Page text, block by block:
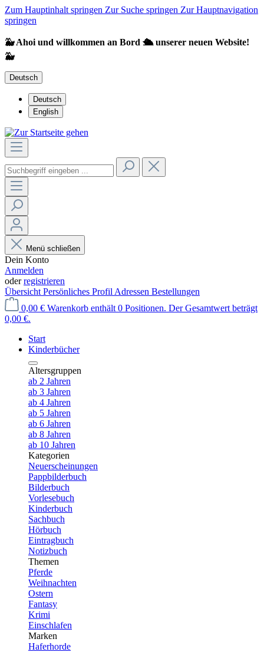
Zum Hauptinhalt springen Zur Suche springen Zur Hauptnavigation
springen
🐳 Ahoi und willkommen an Bord 🛳️ unserer neuen Website!
🐳
Deutsch
Deutsch
English
Menü schließen
Dein Konto
Anmelden
oderregistrieren
Übersicht Persönliches Profil Adressen Bestellungen
0,00 € Warenkorb enthält 0 Positionen. Der Gesamtwert beträgt
0,00 €.
Start
Kinderbücher
Altersgruppen
ab 2 Jahren
ab 3 Jahren
ab 4 Jahren
ab 5 Jahren
ab 6 Jahren
ab 8 Jahren
ab 10 Jahren
Kategorien
Neuerscheinungen
Pappbilderbuch
Bilderbuch
Vorlesebuch
Kinderbuch
Sachbuch
Hörbuch
Eintragbuch
Notizbuch
Themen
Pferde
Weihnachten
Ostern
Fantasy
Krimi
Einschlafen
Marken
Haferhorde